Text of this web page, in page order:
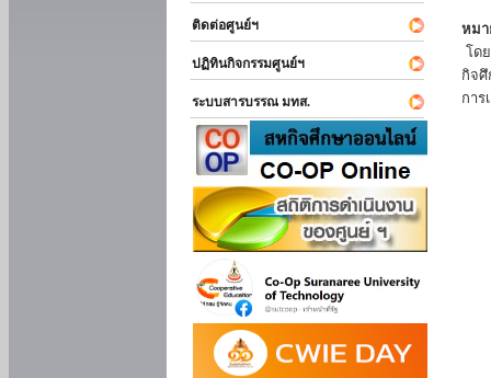
ติดต่อศูนย์ฯ
ปฏิทินกิจกรรมศูนย์ฯ
ระบบสารบรรณ มทส.
หมา
โด
กิจ
การ